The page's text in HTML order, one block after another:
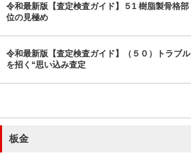
令和最新版【査定検査ガイド】５1 樹脂製骨格部
位の見極め
令和最新版【査定検査ガイド】（５０）トラブル
を招く“思い込み査定
板金